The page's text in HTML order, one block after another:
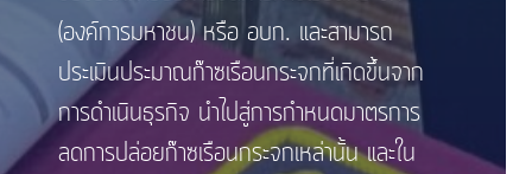
(องค์การมหาชน) หรือ อบก. และสามารถ
ประเมินประมาณก๊าซเรือนกระจกที่เกิดขึ้นจาก
การดำเนินธุรกิจ นำไปสู่การกำหนดมาตรการ
ลดการปล่อยก๊าซเรือนกระจกเหล่านั้น และใน